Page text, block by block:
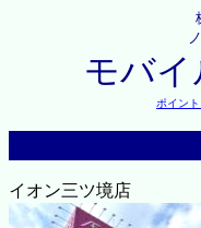
モバイ
ポイント
イオン三ツ境店